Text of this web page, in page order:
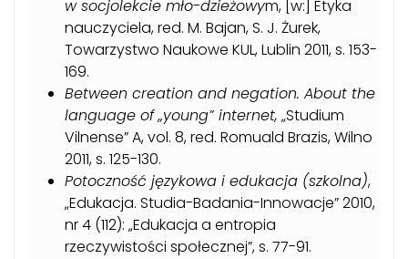
w socjolekcie mło-dzieżowym, [w:] Etyka
nauczyciela, red. M. Bajan, S. J. Żurek,
Towarzystwo Naukowe KUL, Lublin 2011, s. 153-
169.
Between creation and negation. About the
language of „young” internet, „Studium
Vilnense” A, vol. 8, red. Romuald Brazis, Wilno
2011, s. 125-130.
Potoczność językowa i edukacja (szkolna),
„Edukacja. Studia-Badania-Innowacje” 2010,
nr 4 (112): „Edukacja a entropia
rzeczywistości społecznej”, s. 77-91.